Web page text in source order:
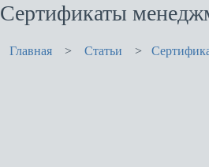
Сертификаты
Главная > Статьи >